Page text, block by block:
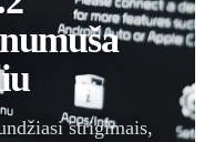
strigimais,